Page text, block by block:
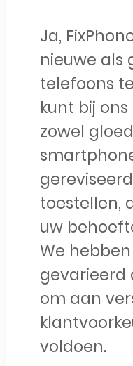
Ja,
nieuwe als
telefoons
kunt bij
zowel
toestellen,
uw
We
gevarieerd
om aan
voldoen.